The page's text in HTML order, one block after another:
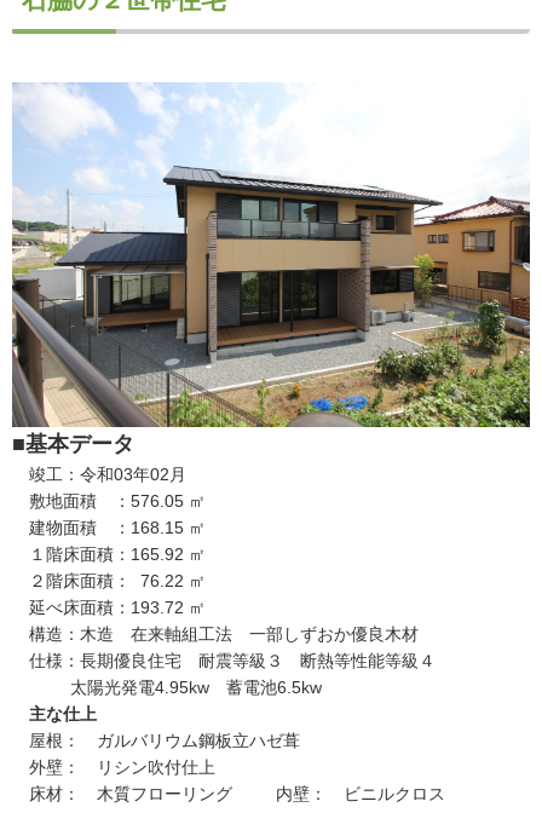
■基本データ
竣工：令和03年02月
敷地面積 ：576.05 ㎡
建物面積 ：168.15 ㎡
１階床面積：165.92 ㎡
２階床面積： 76.22 ㎡
延べ床面積：193.72 ㎡
構造：木造 在来軸組工法 一部しずおか優良木材
仕様：長期優良住宅 耐震等級３ 断熱等性能等級４
太陽光発電4.95kw 蓄電池6.5kw
主な仕上
屋根： ガルバリウム鋼板立ハゼ葺
外壁： リシン吹付仕上
床材： 木質フローリング 内壁： ビニルクロス